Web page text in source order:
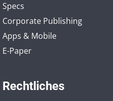
Specs
Corporate Publishing
Apps & Mobile
E-Paper
Rechtliches